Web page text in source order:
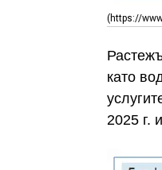
(https://
като
2025 г.